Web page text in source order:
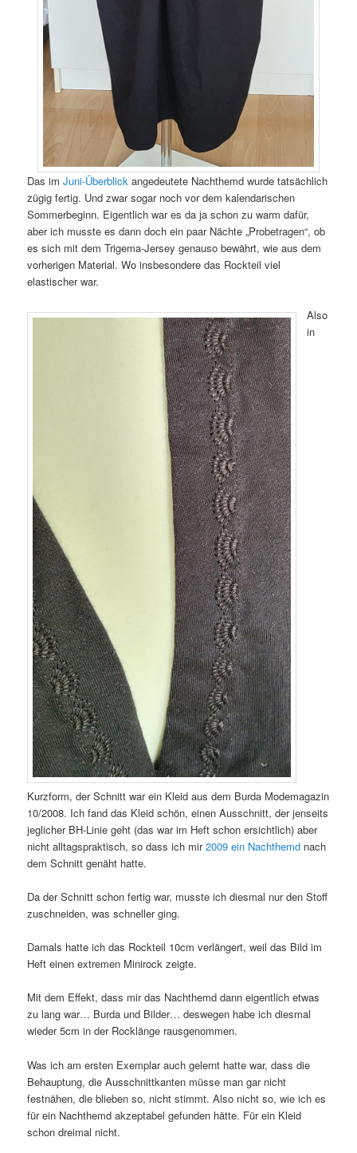
Das imJuni-Überblick angedeutete Nachthemd wurde tatsächlich
zügig fertig. Und zwar sogar noch vor dem kalendarischen
Sommerbeginn. Eigentlich war es da ja schon zu warm dafür,
aber ich musste es dann doch ein paar Nächte „Probetragen“, ob
es sich mit dem Trigema-Jersey genauso bewährt, wie aus dem
vorherigen Material. Wo insbesondere das Rockteil viel
elastischer war.
Also
in
Kurzform, der Schnitt war ein Kleid aus dem Burda Modemagazin
10/2008. Ich fand das Kleid schön, einen Ausschnitt, der jenseits
jeglicher BH-Linie geht (das war im Heft schon ersichtlich) aber
nicht alltagspraktisch, so dass ich mir2009 ein Nachthemd nach
dem Schnitt genäht hatte.
Da der Schnitt schon fertig war, musste ich diesmal nur den Stoff
zuschneiden, was schneller ging.
Damals hatte ich das Rockteil 10cm verlängert, weil das Bild im
Heft einen extremen Minirock zeigte.
Mit dem Effekt, dass mir das Nachthemd dann eigentlich etwas
zu lang war… Burda und Bilder… deswegen habe ich diesmal
wieder 5cm in der Rocklänge rausgenommen.
Was ich am ersten Exemplar auch gelernt hatte war, dass die
Behauptung, die Ausschnittkanten müsse man gar nicht
festnähen, die blieben so, nicht stimmt. Also nicht so, wie ich es
für ein Nachthemd akzeptabel gefunden hätte. Für ein Kleid
schon dreimal nicht.